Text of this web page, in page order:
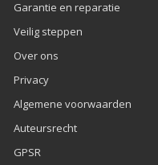
Garantie en reparatie
Veilig steppen
Over ons
Privacy
Algemene voorwaarden
Auteursrecht
GPSR